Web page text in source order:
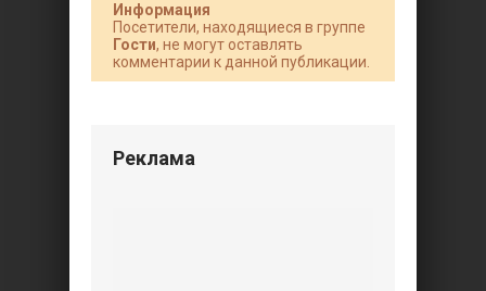
Информация
Посетители, находящиеся в группе
Гости, не могут оставлять
комментарии к данной публикации.
Реклама